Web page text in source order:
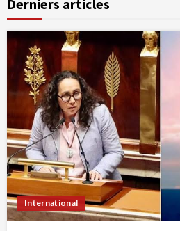
Derniers articles
International